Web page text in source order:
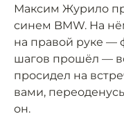
Максим Журило
синем BMW. На
на правой руке —
шагов прошёл —
просидел на
вами,
он.